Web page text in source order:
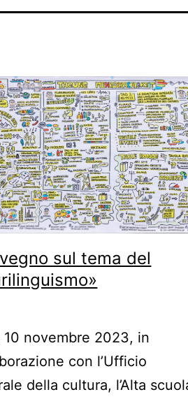
sul tema del
10 novembre 2023, in
con l’Ufficio
della cultura, l’Alta